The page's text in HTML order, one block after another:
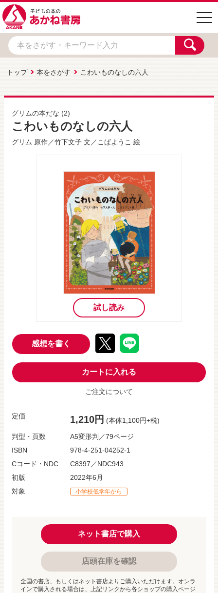
トップ 本をさがす こわいものなしの六人
グリムの本だな (2)
こわいものなしの六人
グリム 原作／竹下文子 文／ こばようこ 絵
試し読み
感想を書く
カートに入れる
ご注文について
定価 1,210円 (本体1,100円+税)
判型・頁数
A5変形判／79ページ
ISBN
978-4-251-04252-1
Cコード・NDC
C8397／NDC943
初版
2022年6月
対象
小学校低学年から
ネット書店で購入
店頭在庫を確認
全国の書店、もしくはネット書店よりご購入いただけます。オンラ
インで購入される場合は、上記リンクから各ショップの購入ページ